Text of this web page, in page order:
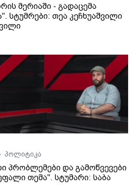
მერიაში - გადაცემა
სტუმრები: თეა კეჩხუაშვილი
პოლიტიკა
პრობლემები და გამოწვევები
თემა". სტუმარი: საბა